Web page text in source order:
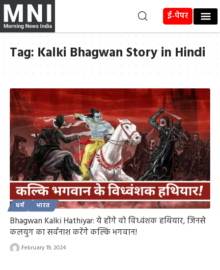
ई-पेपर
Tag: Kalki Bhagwan Story in Hindi
धर्म भारत
Bhagwan Kalki Hathiyar: ये होंगे वो विध्वंशक हथियार, जिनसे
कलयुग का सर्वनाश करेंगे कल्कि भगवान!
February 19, 2024